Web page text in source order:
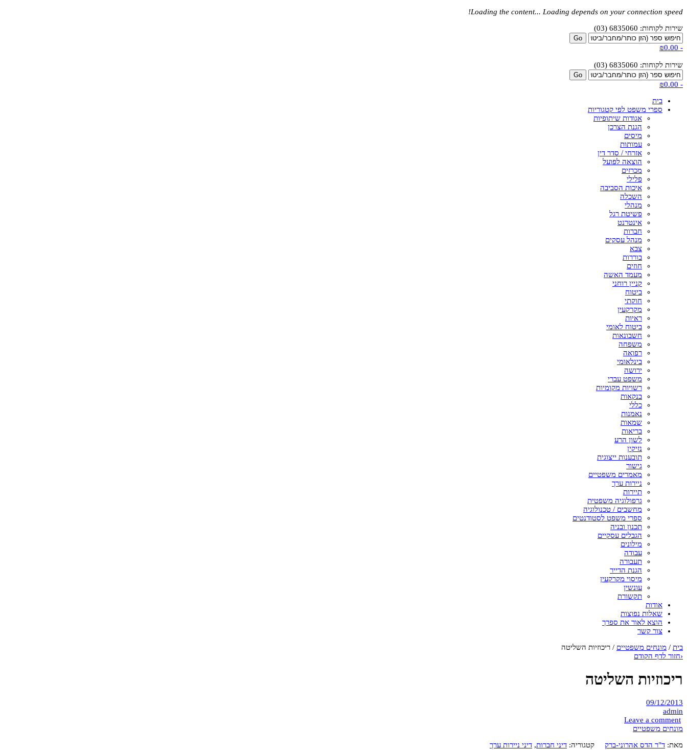
Loading the content... Loading depends on your connection speed!
שירות לקוחות: 6835060 (03)
-
₪0.00
שירות לקוחות: 6835060 (03)
-
₪0.00
בית
ספרי משפט לפי קטגוריות
אגודות שיתופיות
הגנת הצרכן
מיסים
עמותות
אזרחי / סדר דין
הוצאה לפועל
מכרזים
פלילי
איכות הסביבה
השכלה
מנהלי
פשיטת רגל
אינטרנט
חברות
מנהל עסקים
צבא
בוררות
חוזים
מעמד האשה
קניין רוחני
ביטוח
חוקתי
מקרקעין
ראיות
ביטוח לאומי
חשבונאות
משפחה
רפואה
בינלאומי
ירושה
משפט עברי
רשויות מקומיות
בנקאות
כללי
נאמנות
שמאות
בריאות
לשון הרע
נזיקין
תובענות ייצוגית
גישור
מאמרים משפטיים
ניירות ערך
תיירות
גרפולוגיה משפטית
מחשבים / טכנולוגיה
ספרי משפט לסטודנטים
תכנון ובניה
הגבלים עסקיים
מילונים
עבודה
תעבורה
הגנת הדייר
מיסוי מקרקעין
עונשין
תקשורת
אודות
שאלות נפוצות
הוצא לאור את ספרך
צור קשר
בית / מונחים משפטיים / ריכוזיות השליטה
‹חזור לדף הקודם
ריכוזיות השליטה
09/12/2013
admin
Leave a comment
מונחים משפטיים
מאת: ד"ר הדס אהרוני-ברק קטגוריה: דיני חברות, דיני ניירות ערך